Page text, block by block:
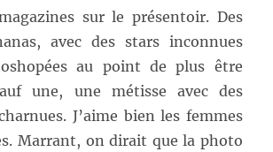
sur le présentoir. Des
avec des stars inconnues
au point de plus être
une, une métisse avec des
J’aime bien les femmes
Marrant, on dirait que la photo